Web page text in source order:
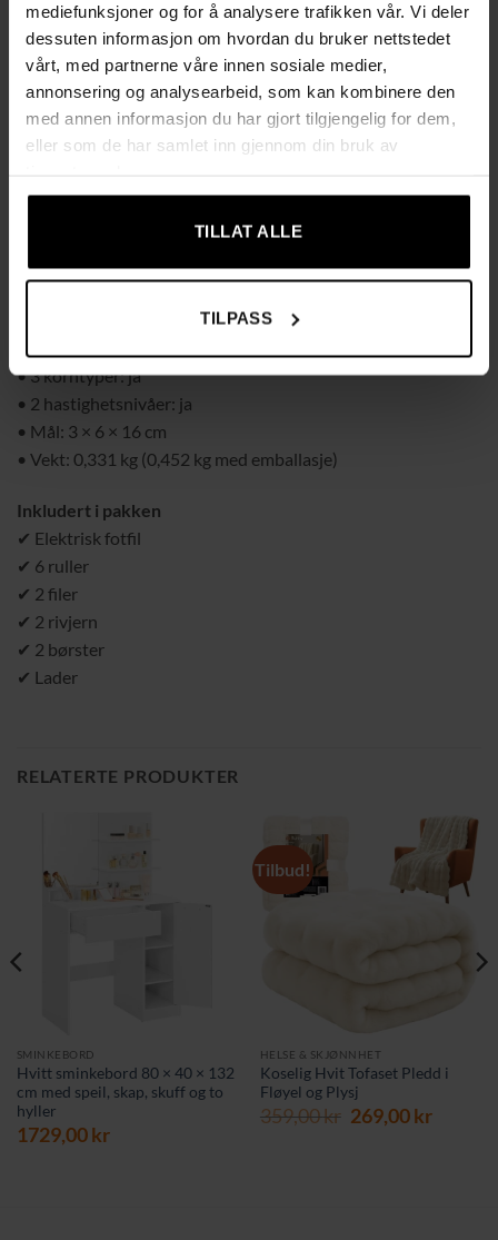
mediefunksjoner og for å analysere trafikken vår. Vi deler
dessuten informasjon om hvordan du bruker nettstedet
vårt, med partnerne våre innen sosiale medier,
annonsering og analysearbeid, som kan kombinere den
med annen informasjon du har gjort tilgjengelig for dem,
eller som de har samlet inn gjennom din bruk av
TILLAT ALLE
TILPASS
✔ To hastighetsnivåer – tilpass behandlingen
• Lav hastighet: for mild og regelmessig pleie
• Høy hastighet: for mer krevende områder og tykk hud
✔ Enkel, behagelig og sikker å bruke
Fotfilen er ergonomisk utformet og ligger godt i hånden. Den
• Materiale: ABS, rustfritt stål, silikasand, PS, PP
• 3 korntyper: ja
• 2 hastighetsnivåer: ja
• Mål: 3 × 6 × 16 cm
• Vekt: 0,331 kg (0,452 kg med emballasje)
Inkludert i pakken
✔ Elektrisk fotfil
✔ 6 ruller
✔ 2 filer
✔ 2 rivjern
✔ 2 børster
✔ Lader
RELATERTE PRODUKTER
SMINKEBORD
Hvitt sminkebord 80 × 40 × 132
cm med speil, skap, skuff og to
hyller
1729,00kr
Tilbud!
HELSE & SKJØNNHET
Koselig Hvit Tofaset Pledd i
Fløyel og Plysj
359,00kr Opprinnelig
269,00kr